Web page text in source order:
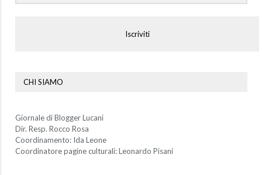
Iscriviti
CHI SIAMO
Giornale di Blogger Lucani
Dir. Resp. Rocco Rosa
Coordinamento: Ida Leone
Coordinatore pagine culturali: Leonardo Pisani